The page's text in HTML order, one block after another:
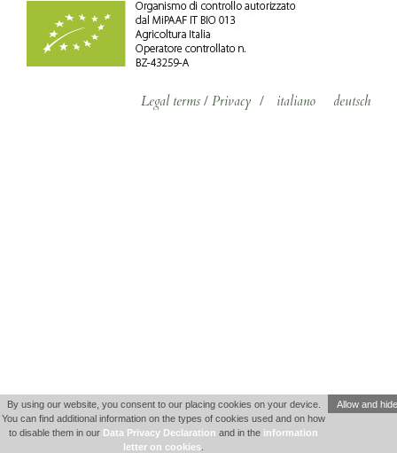
Legal terms / Privacy / italiano deutsch
By using our website, you consent to our placing cookies on your device.
You can find additional information on the types of cookies used and on how
to disable them in our Data Privacy Declaration and in the information
letter on cookies
Allow and hide